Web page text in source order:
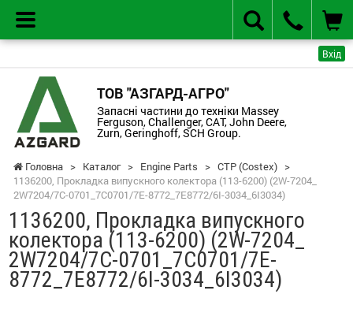
Вхід
ТОВ "АЗГАРД-АГРО"
Запасні частини до техніки Massey
Ferguson, Challenger, CAT, John Deere,
Zurn, Geringhoff, SCH Group.
Головна > Каталог > Engine Parts > CTP (Costex) >
1136200, Прокладка випускного колектора (113-6200) (2W-7204_
2W7204/7C-0701_7C0701/7E-8772_7E8772/6I-3034_6I3034)
1136200, Прокладка випускного
колектора (113-6200) (2W-7204_
2W7204/7C-0701_7C0701/7E-
8772_7E8772/6I-3034_6I3034)